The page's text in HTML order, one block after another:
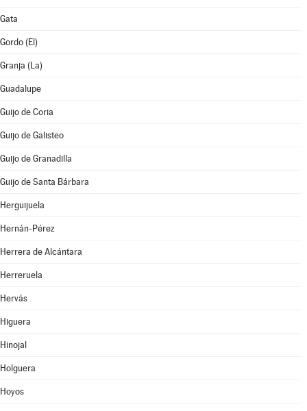
Gata
Gordo (El)
Granja (La)
Guadalupe
Guijo de Coria
Guijo de Galisteo
Guijo de Granadilla
Guijo de Santa Bárbara
Herguijuela
Hernán-Pérez
Herrera de Alcántara
Herreruela
Hervás
Higuera
Hinojal
Holguera
Hoyos